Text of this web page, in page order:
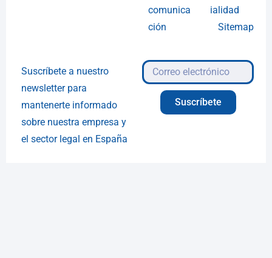
comunica
ción
ialidad
Sitemap
Suscríbete a nuestro
newsletter para
mantenerte informado
sobre nuestra empresa y
el sector legal en España
Suscríbete